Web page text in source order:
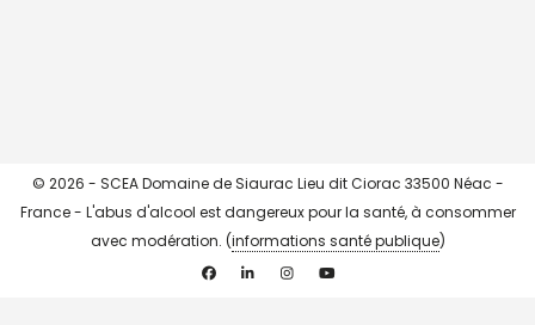
© 2026 - SCEA Domaine de Siaurac Lieu dit Ciorac 33500 Néac -
France - L'abus d'alcool est dangereux pour la santé, à consommer
avec modération. (informations santé publique)
FacebookLinkedin InstagramYouTube